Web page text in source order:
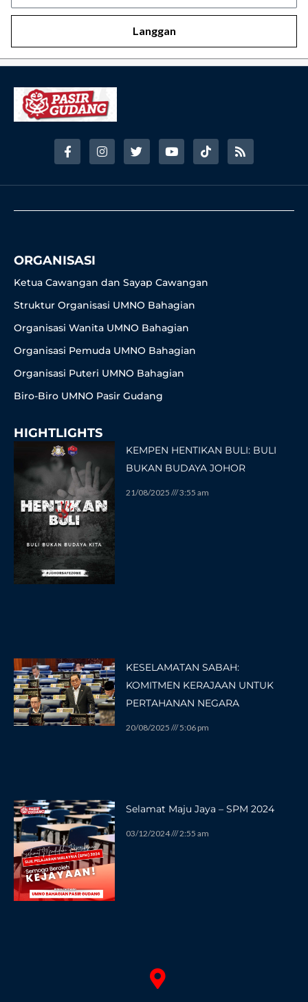
Langgan
F
a
c
b
o
I
n
s
a
r
T
w
i
t
r
Y
o
u
u
e
T
i
k
o
R
s
s
ORGANISASI
Ketua Cawangan dan Sayap Cawangan
Struktur Organisasi UMNO Bahagian
Organisasi Wanita UMNO Bahagian
Organisasi Pemuda UMNO Bahagian
Organisasi Puteri UMNO Bahagian
Biro-Biro UMNO Pasir Gudang
HIGHTLIGHTS
KEMPEN HENTIKAN BULI: BULI
BUKAN BUDAYA JOHOR
21/08/2025 3:55 am
KESELAMATAN SABAH:
KOMITMEN KERAJAAN UNTUK
PERTAHANAN NEGARA
20/08/2025 5:06 pm
Selamat Maju Jaya – SPM 2024
03/12/2024 2:55 am